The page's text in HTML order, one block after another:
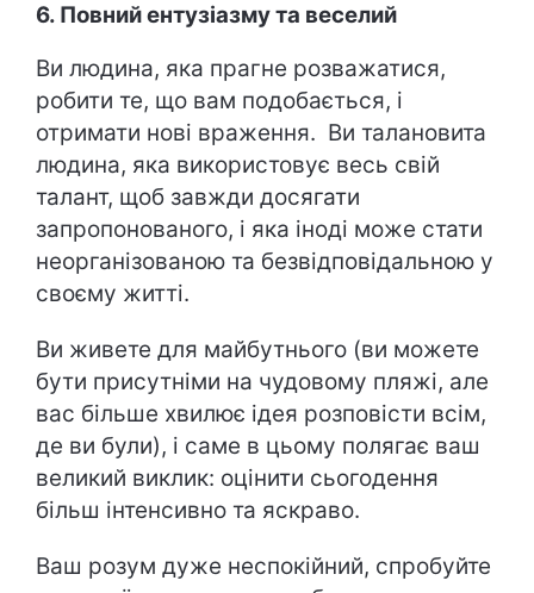
6. Повний ентузіазму та веселий
Ви людина, яка прагне розважатися,
робити те, що вам подобається, і
отримати нові враження. Ви талановита
людина, яка використовує весь свій
талант, щоб завжди досягати
запропонованого, і яка іноді може стати
неорганізованою та безвідповідальною у
своєму житті.
Ви живете для майбутнього (ви можете
бути присутніми на чудовому пляжі, але
вас більше хвилює ідея розповісти всім,
де ви були), і саме в цьому полягає ваш
великий виклик: оцінити сьогодення
більш інтенсивно та яскраво.
Ваш розум дуже неспокійний, спробуйте